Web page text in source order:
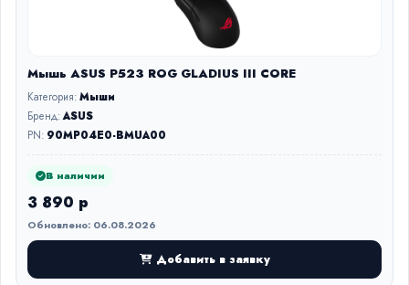
Мышь ASUS P523 ROG GLADIUS III CORE
Категория:Мыши
Бренд:ASUS
PN: 90MP04E0-BMUA00
В наличии
3 890 р
Обновлено: 06.08.2026
Добавить в заявку